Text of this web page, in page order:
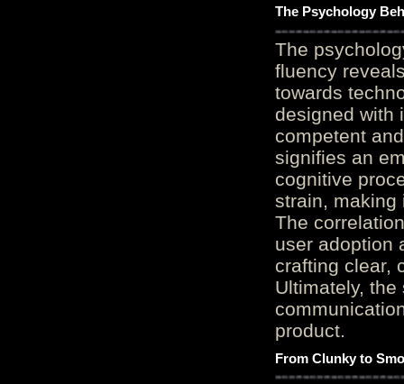
The Psychology
The
fluency
towards
designed with
competent
signifies an
cognitive
strain, making
The
user adoption
crafting clear,
Ultimately,
product.
From Clunky to